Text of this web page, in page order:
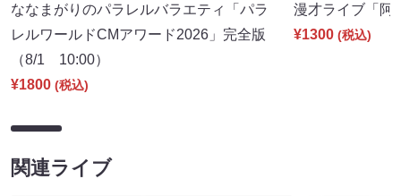
ななまがりのパラレルバラエティ「パラ
レルワールドCMアワード2026」完全版
（8/1 10:00）
¥1800 (税込)
漫才ライブ「
¥1300 (税込)
関連ライブ